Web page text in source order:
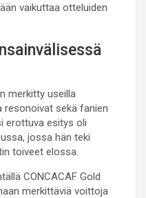
vaikuttaa otteluiden
merkitty useilla
resonoivat sekä fanien
erottuva esitys oli
jossa hän teki
toiveet elossa.
CONCACAF Gold
merkittäviä voittoja